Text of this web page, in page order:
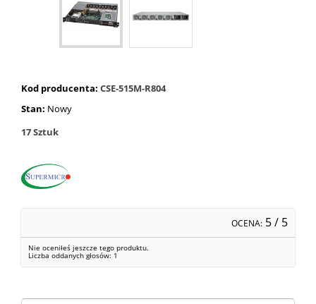
Kod producenta: CSE-515M-R804
Stan: Nowy
17Sztuk
OCENA: 5/ 5
Nie oceniłeś jeszcze tego produktu.
Liczba oddanych głosów: 1